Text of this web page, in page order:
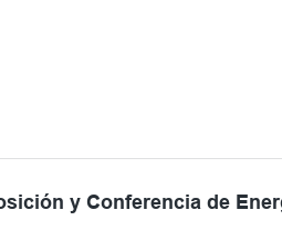
y Conferencia de